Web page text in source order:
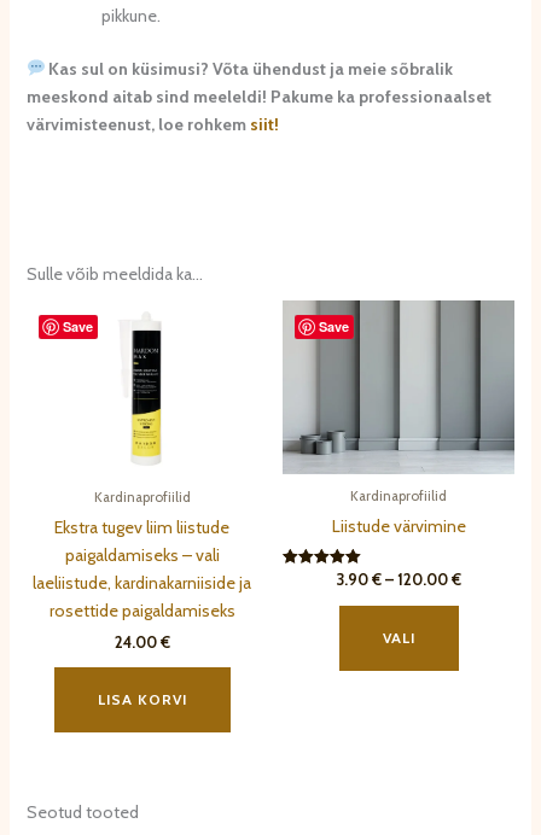
pikkune.
Kas sul on küsimusi? Võta ühendust ja meie sõbralik
meeskond aitab sind meeleldi! Pakume ka professionaalset
värvimisteenust, loe rohkem siit!
Sulle võib meeldida ka…
Save
Kardinaprofiilid
Ekstra tugev liim liistude
paigaldamiseks – vali
laeliistude, kardinakarniiside ja
rosettide paigaldamiseks
24.00 €
LISA KORVI
Save
Kardinaprofiilid
Liistude värvimine
Hinnanguga
3.90 € – 120.00 €
VALI
Sellel
on
Seotud tooted